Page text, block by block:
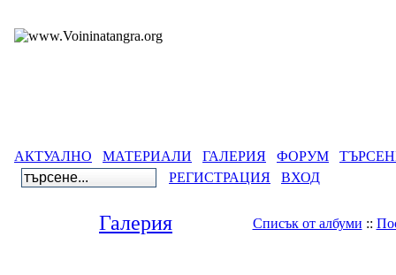
АКТУАЛНО МАТЕРИАЛИ ГАЛЕРИЯ ФОРУМ
РЕГИСТРАЦИЯ
ВХОД
Галерия Списък от албуми ::